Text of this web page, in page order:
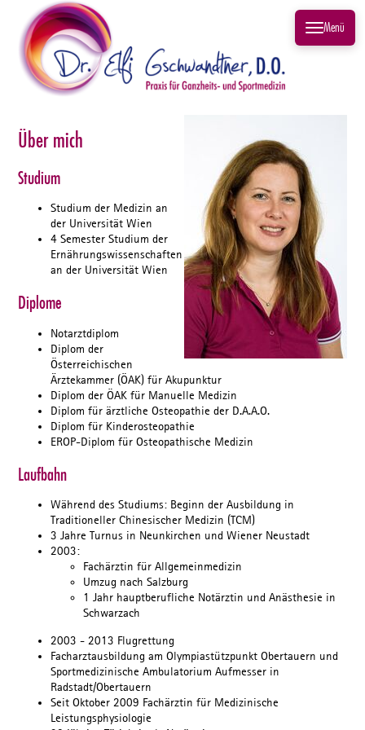
Über mich
Studium
Studium der Medizin an
der Universität Wien
4 Semester Studium der
Ernährungswissenschaften
an der Universität Wien
Diplome
Notarztdiplom
Diplom der
Österreichischen
Ärztekammer (ÖAK) für Akupunktur
Diplom der ÖAK für Manuelle Medizin
Diplom für ärztliche Osteopathie der D.A.A.O.
Diplom für Kinderosteopathie
EROP-Diplom für Osteopathische Medizin
Laufbahn
Während des Studiums: Beginn der Ausbildung in
Traditioneller Chinesischer Medizin (TCM)
3 Jahre Turnus in Neunkirchen und Wiener Neustadt
2003:
Fachärztin für Allgemeinmedizin
Umzug nach Salzburg
1 Jahr hauptberufliche Notärztin und Anästhesie in
Schwarzach
2003 - 2013 Flugrettung
Facharztausbildung am Olympiastützpunkt Obertauern und
Sportmedizinische Ambulatorium Aufmesser in
Radstadt/Obertauern
Seit Oktober 2009 Fachärztin für Medizinische
Leistungsphysiologie
Menü